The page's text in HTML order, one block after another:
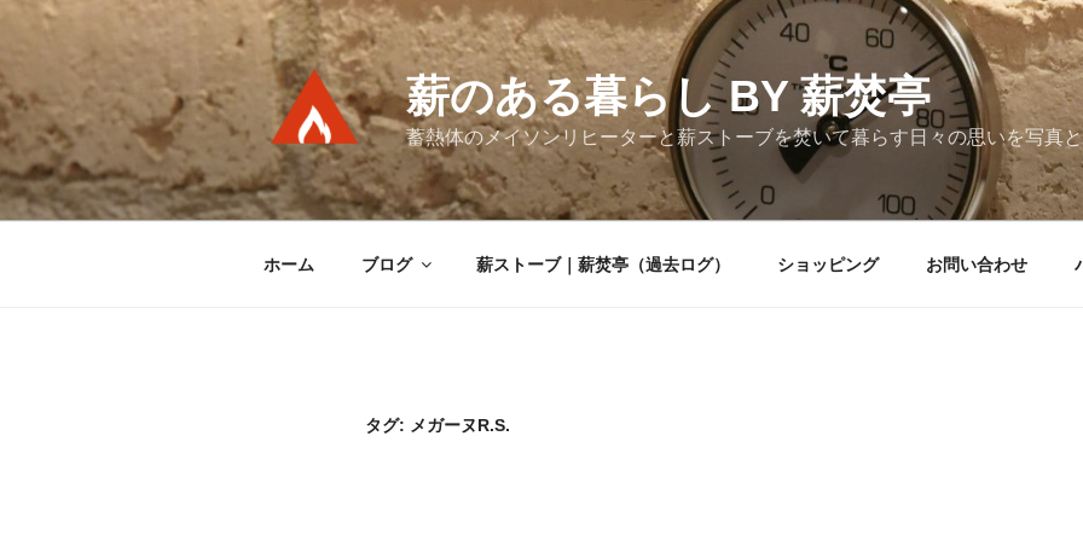
テ
ン
ツ
へ
ス
キ
薪のある暮らし BY 薪焚亭
蓄熱体のメイソンリヒーターと薪ストーブを焚いて暮らす日々の思いを写真と
ホーム ブログ 薪ストーブ｜薪焚亭（過去ログ） ショッピング お問い合わせ
タグ: メガーヌR.S.